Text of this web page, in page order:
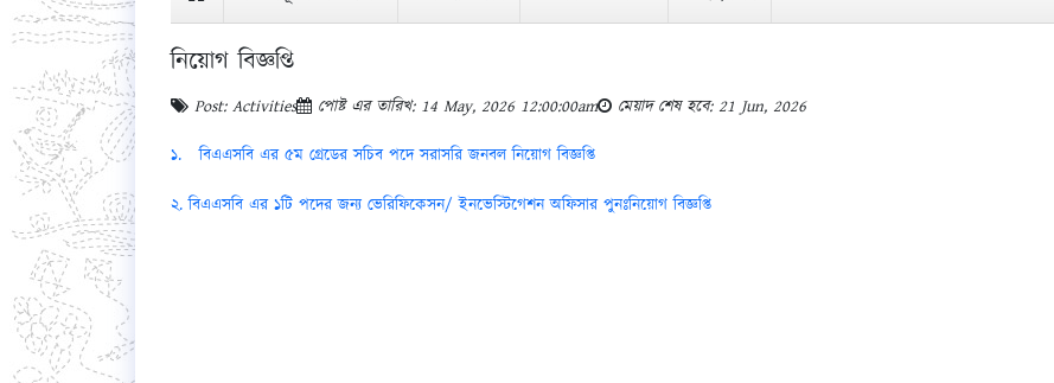
নিয়োগ বিজ্ঞপ্তি
Post: Activities পোষ্ট এর তারিখ: 14 May, 2026 12:00:00am মেয়াদ শেষ হবে: 21 Jun, 2026
১. বিএএসবি এর ৫ম গ্রেডের সচিব পদে সরাসরি জনবল নিয়োগ বিজ্ঞপ্তি
২. বিএএসবি এর ১টি পদের জন্য ভেরিফিকেসন/ ইনভেস্টিগেশন অফিসার পুনঃনিয়োগ বিজ্ঞপ্তি